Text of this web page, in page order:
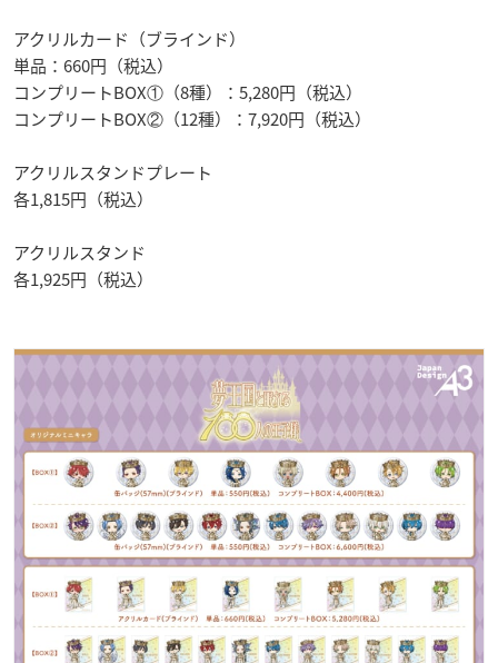
アクリルカード（ブラインド）
単品：660円（税込）
コンプリートBOX①（8種）：5,280円（税込）
コンプリートBOX②（12種）：7,920円（税込）
アクリルスタンドプレート
各1,815円（税込）
アクリルスタンド
各1,925円（税込）